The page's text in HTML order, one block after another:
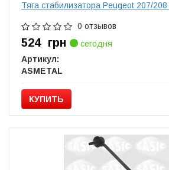
Тяга cтабилизатора Peugeot 207/208
0 отзывов
524 грн
сегодня
Артикул:
ASMETAL
КУПИТЬ